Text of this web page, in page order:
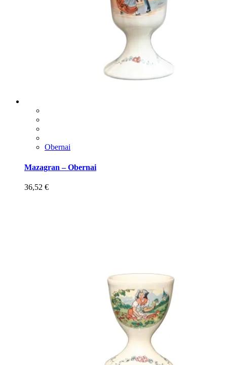
Obernai
Mazagran – Obernai
36,52 €